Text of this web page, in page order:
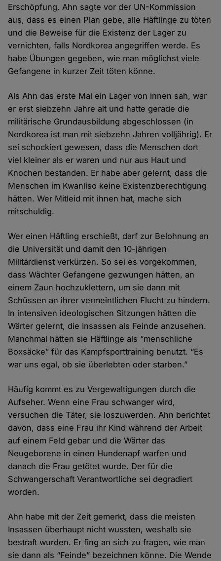
Erschöpfung. Ahn sagte vor der UN-Kommission
aus, dass es einen Plan gebe, alle Häftlinge zu töten
und die Beweise für die Existenz der Lager zu
vernichten, falls Nordkorea angegriffen werde. Es
habe Übungen gegeben, wie man möglichst viele
Gefangene in kurzer Zeit töten könne.
Als Ahn das erste Mal ein Lager von innen sah, war
er erst siebzehn Jahre alt und hatte gerade die
militärische Grundausbildung abgeschlossen (in
Nordkorea ist man mit siebzehn Jahren volljährig). Er
sei schockiert gewesen, dass die Menschen dort
viel kleiner als er waren und nur aus Haut und
Knochen bestanden. Er habe aber gelernt, dass die
Menschen im Kwanliso keine Existenzberechtigung
hätten. Wer Mitleid mit ihnen hat, mache sich
mitschuldig.
Wer einen Häftling erschießt, darf zur Belohnung an
die Universität und damit den 10-jährigen
Militärdienst verkürzen. So sei es vorgekommen,
dass Wächter Gefangene gezwungen hätten, an
einem Zaun hochzuklettern, um sie dann mit
Schüssen an ihrer vermeintlichen Flucht zu hindern.
In intensiven ideologischen Sitzungen hätten die
Wärter gelernt, die Insassen als Feinde anzusehen.
Manchmal hätten sie Häftlinge als “menschliche
Boxsäcke” für das Kampfsporttraining benutzt. “Es
war uns egal, ob sie überlebten oder starben.”
Häufig kommt es zu Vergewaltigungen durch die
Aufseher. Wenn eine Frau schwanger wird,
versuchen die Täter, sie loszuwerden. Ahn berichtet
davon, dass eine Frau ihr Kind während der Arbeit
auf einem Feld gebar und die Wärter das
Neugeborene in einen Hundenapf warfen und
danach die Frau getötet wurde. Der für die
Schwangerschaft Verantwortliche sei degradiert
worden.
Ahn habe mit der Zeit gemerkt, dass die meisten
Insassen überhaupt nicht wussten, weshalb sie
bestraft wurden. Er fing an sich zu fragen, wie man
sie dann als “Feinde” bezeichnen könne. Die Wende